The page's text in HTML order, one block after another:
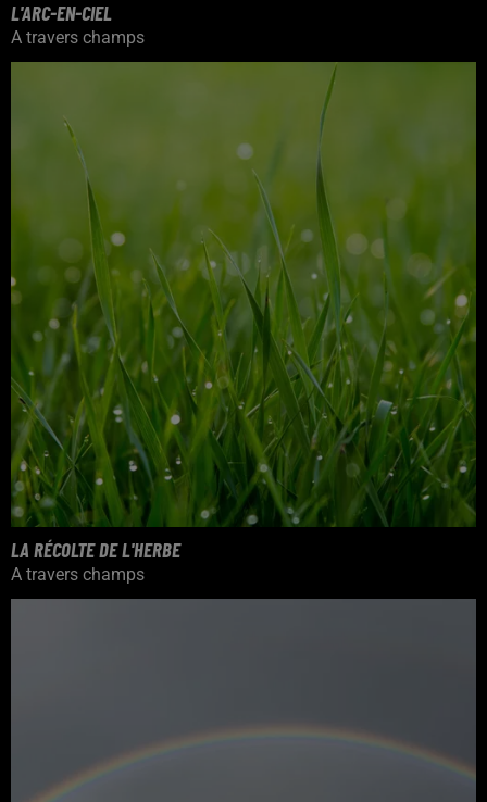
L'ARC-EN-CIEL
A travers champs
LA RÉCOLTE DE L'HERBE
A travers champs